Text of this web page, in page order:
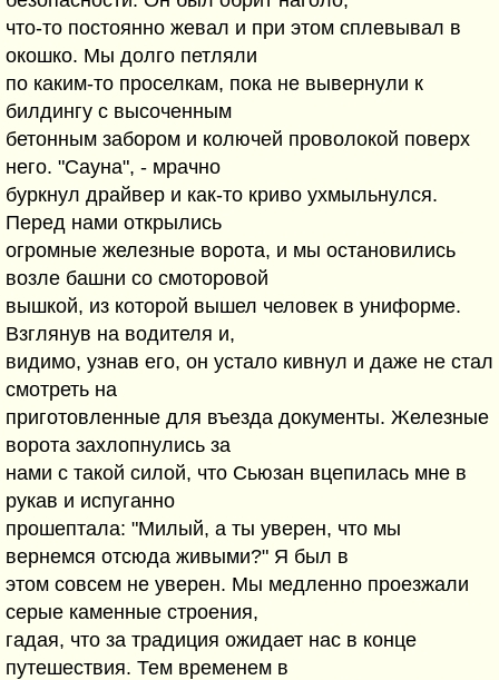
что-то постоянно жевал и при этом сплевывал в
окошко. Мы долго петляли
по каким-то проселкам, пока не вывернули к
билдингу с высоченным
бетонным забором и колючей проволокой поверх
него. "Сауна", - мрачно
буркнул драйвер и как-то криво ухмыльнулся.
Перед нами открылись
огромные железные ворота, и мы остановились
возле башни со смоторовой
вышкой, из которой вышел человек в униформе.
Взглянув на водителя и,
видимо, узнав его, он устало кивнул и даже не стал
смотреть на
приготовленные для въезда документы. Железные
ворота захлопнулись за
нами с такой силой, что Сьюзан вцепилась мне в
рукав и испуганно
прошептала: "Милый, а ты уверен, что мы
вернемся отсюда живыми?" Я был в
этом совсем не уверен. Мы медленно проезжали
серые каменные строения,
гадая, что за традиция ожидает нас в конце
путешествия. Тем временем в